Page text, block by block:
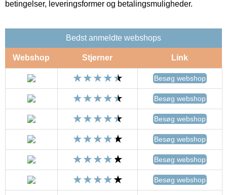
betingelser, leveringsformer og betalingsmuligheder.
Bedst anmeldte webshops
Webshop Stjerner Link
Besøg webshop
Besøg webshop
Besøg webshop
Besøg webshop
Besøg webshop
Besøg webshop